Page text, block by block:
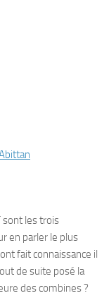
sont les trois
en parler le plus
fait connaissance il
de suite posé la
des combines ?